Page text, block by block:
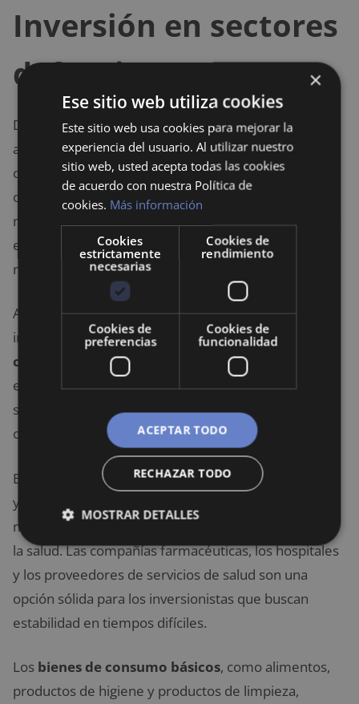
Inversión en sectores
defensivos
Durante períodos deinestabilidad económica,
algunos sectores tienden a ser más resistentes que
otros. Los sectores defensivos son aquellos que
ofrecen productos o servicios que la gente sigue
necesitando independientemente de las condiciones
económicas. Estos sectores suelen tener un
rendimiento más estable durante las recesiones.
Algunos de los sectores defensivos más comunes
incluyen el sector de la
, losbienes de
consumo básicosy los servicios públicos
empresas en estos sectores suelen ser menos
sensibles a las fluctuaciones económicas y pueden
ofrecer rendimientos más estables.
El sector de la saludes uno de los más resistentes,
ya que las personas siempre necesitarán atención
médica, medicamentos y servicios relacionados con
la salud. Las compañías farmacéuticas, los hospitales
y los proveedores de servicios de salud son una
opción sólida para los inversionistas que buscan
estabilidad en tiempos difíciles.
Los bienes de consumo básicos, como alimentos,
productos de higiene y productos de limpieza,
×
Ese sitio web utiliza cookies
Este sitio web usa cookies para mejorar la
experiencia del usuario. Al utilizar nuestro
sitio web, usted acepta todas las cookies
de acuerdo con nuestra Política de
cookies. Más información
Cookies
estrictamente
necesarias
Cookies de
rendimiento
Cookies de
preferencias
Cookies de
funcionalidad
ACEPTAR TODO
RECHAZAR TODO
MOSTRAR DETALLES